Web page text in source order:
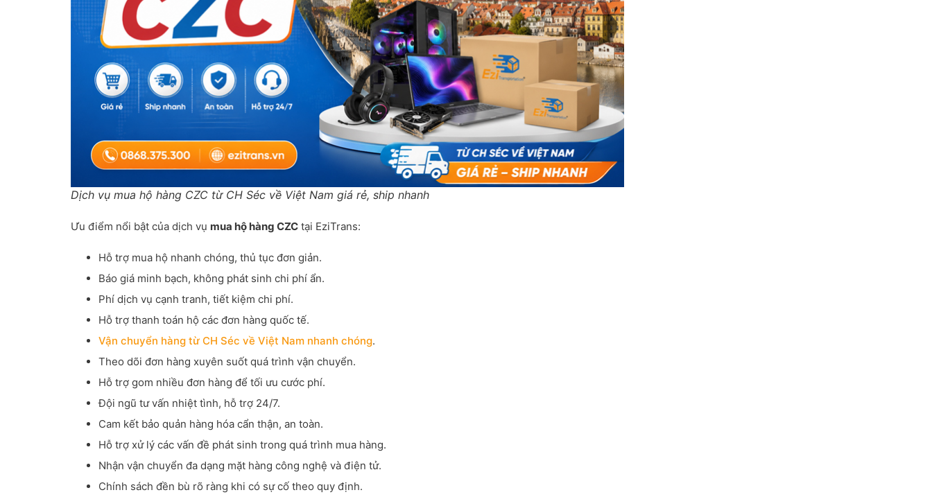
Dịch vụ mua hộ hàng CZC từ CH Séc về Việt Nam giá rẻ, ship nhanh
Ưu điểm nổi bật của dịch vụ mua hộ hàng CZC tại EziTrans:
Hỗ trợ mua hộ nhanh chóng, thủ tục đơn giản.
Báo giá minh bạch, không phát sinh chi phí ẩn.
Phí dịch vụ cạnh tranh, tiết kiệm chi phí.
Hỗ trợ thanh toán hộ các đơn hàng quốc tế.
Vận chuyển hàng từ CH Séc về Việt Nam nhanh chóng.
Theo dõi đơn hàng xuyên suốt quá trình vận chuyển.
Hỗ trợ gom nhiều đơn hàng để tối ưu cước phí.
Đội ngũ tư vấn nhiệt tình, hỗ trợ 24/7.
Cam kết bảo quản hàng hóa cẩn thận, an toàn.
Hỗ trợ xử lý các vấn đề phát sinh trong quá trình mua hàng.
Nhận vận chuyển đa dạng mặt hàng công nghệ và điện tử.
Chính sách đền bù rõ ràng khi có sự cố theo quy định.